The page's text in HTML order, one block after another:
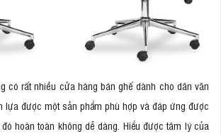
có rất nhiều cửa hàng bán ghế dành cho dân văn
lựa được một sản phẩm phù hợp và đáp ứng được
hoàn toàn không dễ dàng. Hiểu được tâm lý của